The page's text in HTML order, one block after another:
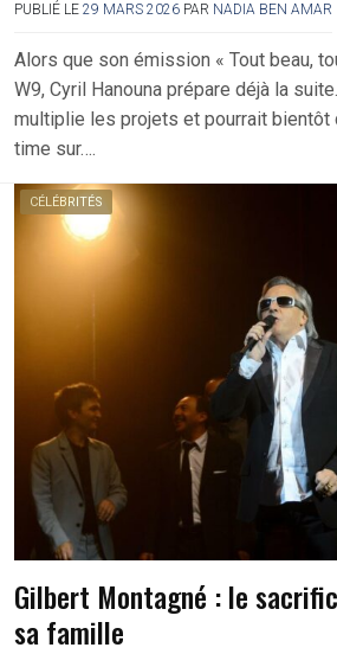
PUBLIÉ LE 29 MARS 2026 PAR NADIA BEN AMAR
Alors que son émission « Tout beau,
W9, Cyril Hanouna prépare déjà la
multiplie les projets et pourrait bientôt
time sur….
CÉLÉBRITÉS
Gilbert Montagné : le
sa famille